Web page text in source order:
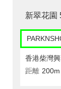
新翠花園
香港柴灣
距離 200m